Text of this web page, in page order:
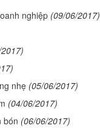
nghiệp (09/06/2017)
nhẹ (05/06/2017)
(04/06/2017)
bón (06/06/2017)